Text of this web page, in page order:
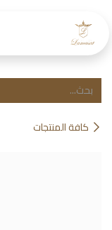
كافة المنتجات